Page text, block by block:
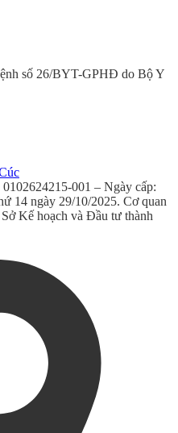
số 26/BYT-GPHĐ do Bộ Y
001 – Ngày cấp:
14 ngày 29/10/2025. Cơ quan
Kế hoạch và Đầu tư thành